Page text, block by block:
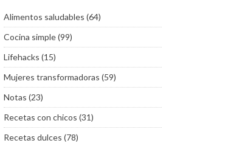
Alimentos saludables (64)
Cocina simple(99)
Lifehacks (15)
Mujeres transformadoras (59)
Notas (23)
Recetas con chicos (31)
Recetas dulces (78)